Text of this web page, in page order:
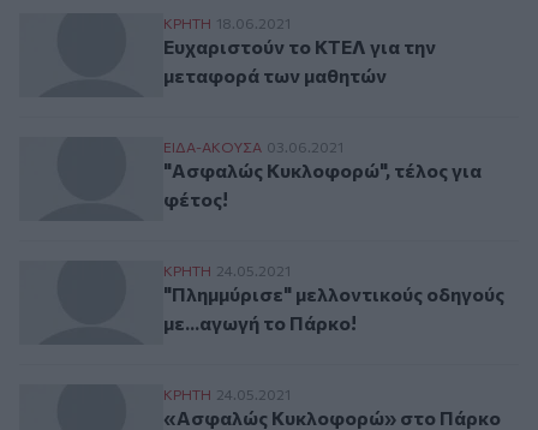
Ευχαριστούν το ΚΤΕΛ για την μεταφορά
ΚΡΗΤΗ 18.06.2021
Ευχαριστούν το ΚΤΕΛ για την
μεταφορά των μαθητών
"Ασφαλώς Κυκλοφορώ", τέλος για φέτος!
ΕΙΔΑ-ΑΚΟΥΣΑ 03.06.2021
"Ασφαλώς Κυκλοφορώ", τέλος για
φέτος!
"Πλημμύρισε" μελλοντικούς οδηγούς
ΚΡΗΤΗ 24.05.2021
"Πλημμύρισε" μελλοντικούς οδηγούς
με...αγωγή το Πάρκο!
«Ασφαλώς Κυκλοφορώ» στο Πάρκο
ΚΡΗΤΗ 24.05.2021
«Ασφαλώς Κυκλοφορώ» στο Πάρκο